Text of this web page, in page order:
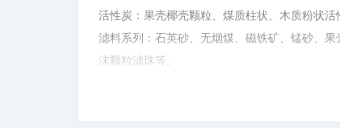
活性炭：果壳椰壳颗粒、煤质柱状、木质粉状活
滤料系列：石英砂、无烟煤、磁铁矿、锰砂、
沫颗粒滤珠等。
本厂产品适应单层、双层、三层滤池，广泛应